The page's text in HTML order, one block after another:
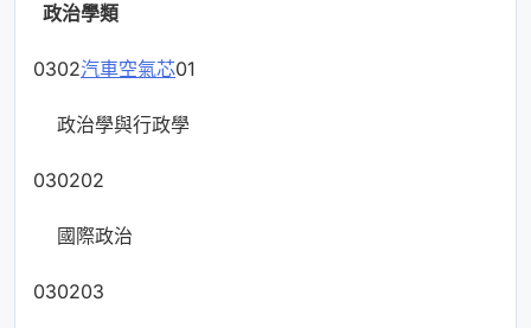
政治學類
0302汽車空氣芯01
政治學與行政學
030202
國際政治
030203